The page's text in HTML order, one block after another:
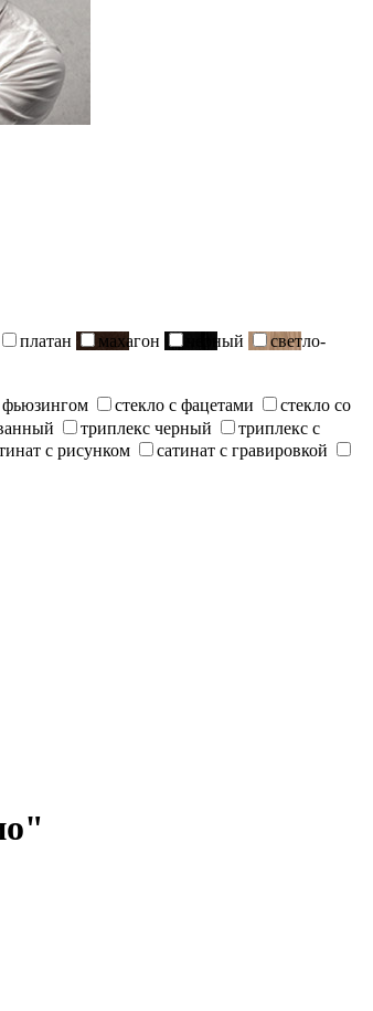
платан махагон черный
светло-
фьюзингом стекло с фацетами
стекло со
триплекс черный
триплекс с
с рисунком
сатинат с гравировкой